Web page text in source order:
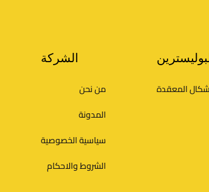
المعقدة
الشركة
من نحن
المدونة
سياسية الخصوصية
الشروط والاحكام